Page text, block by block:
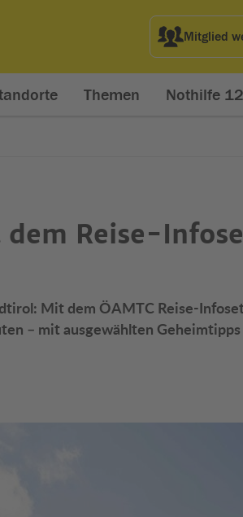
Mitglied
Themen Nothilfe
Reise-
Mit dem ÖAMTC Reise-
– mit ausgewählten
in neuem Fenster)
in neuem Fenster)